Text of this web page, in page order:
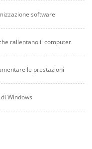
software
rallentano il computer
le prestazioni
Windows